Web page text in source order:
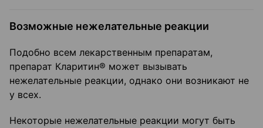
Возможные нежелательные реакции
Подобно всем лекарственным препаратам,
препарат Кларитин® может вызывать
нежелательные реакции, однако они возникают не
у всех.
Некоторые нежелательные реакции могут быть